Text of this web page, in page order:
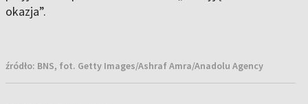
okazja”.
źródło: BNS, fot. Getty Images/Ashraf Amra/Anadolu Agency